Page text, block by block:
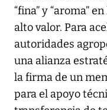
“fina” y “aroma”
alto valor. Para
autoridades
una alianza
la firma de un
para el apoyo